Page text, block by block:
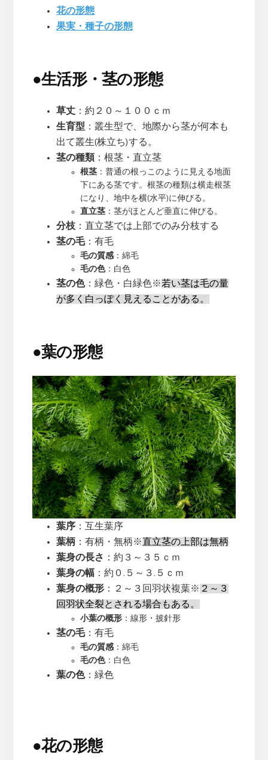
花の形態
果実・種子の形態
●生活形・茎の形態
草丈：約２０～１００ｃｍ
生育型 ：叢生型で、地際から茎が何本も
出て叢生(株立ち)する。
茎の種類 ：根茎・直立茎
根茎：普通の根っこのように見える地面
下にある茎です。根茎の種類は横走根茎
になり、地中を横(水平)に伸びる。
直立茎：茎がほとんど垂直に伸びる。
分枝：直立茎では上部でのみ分枝する
茎の毛：有毛
毛の質感：綿毛
毛の色：白色
茎の色：緑色・白緑色※若い茎は毛の量
が多く白っぽく見えることがある。
●葉の形態
葉序：互生葉序
葉柄 ：有柄・無柄※直立茎の上部は無柄
葉身の長さ ：約３～３５ｃｍ
葉身の幅 ：約０.５～３.５ｃｍ
葉身の概形：２～３回羽状複葉※ ２～３
回羽状全裂とされる場合もある。
小葉の概形：線形・披針形
茎の毛：有毛
毛の質感：綿毛
毛の色：白色
葉の色：緑色
●花の形態